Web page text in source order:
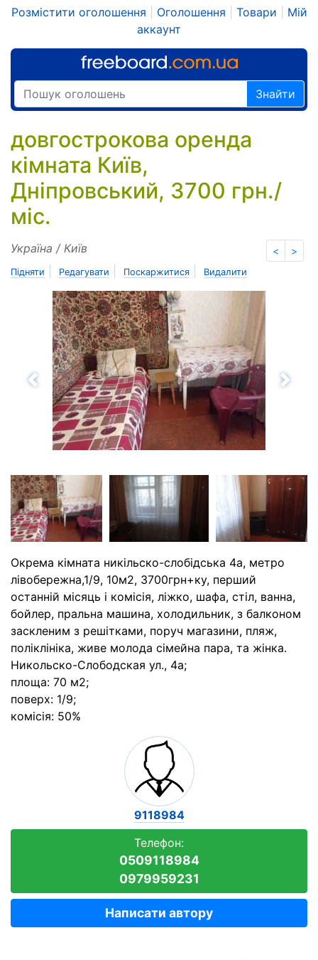
Розмістити оголошення Оголошення Товари
Мій
аккаунт
Знайти
довгострокова оренда
кімната Київ,
Дніпровський, 3700 грн./
міс.
< >
Україна / Київ
Підняти Редагувати Поскаржитися Видалити
Назад
Окрема кімната никільско-слобідська 4а, метро
лівобережна,1/9, 10м2, 3700грн+ку, перший
останній місяць і комісія, ліжко, шафа, стіл, ванна,
бойлер, пральна машина, холодильник, з балконом
заскленим з решітками, поруч магазини, пляж,
поліклініка, живе молода сімейна пара, та жінка.
Никольско-Слободская ул., 4а;
площа: 70 м2;
поверх: 1/9;
комісія: 50%
9118984
Телефон:
0509118984
0979959231
Написати автору